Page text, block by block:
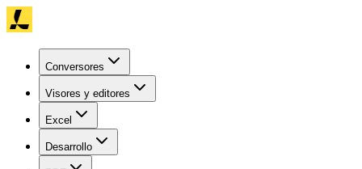
Conversores
Visores y editores
Excel
Desarrollo